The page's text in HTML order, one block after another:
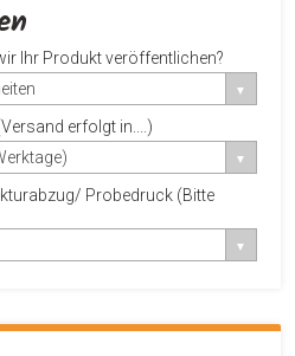
Ihr Produkt veröffentlichen?
erfolgt in....)
Probedruck (Bitte